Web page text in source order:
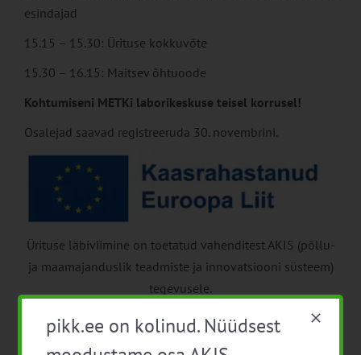
esindajad
15.15 – 15.30: Ürituse kokkuvõte
15.30 – 16.15: Maitsev õhtuoode
Kohtumiseni METKi laborikeskuse teisel korrusel!
Osalejad saavad registreeruda 30. novembrini.
Ürituse läbiviimine on toetatud vahenditest AKIS (põllu-
ja maamajanduslik teadmiste ja innovatsiooni süsteem)
tegevusele.
pikk.ee on kolinud. Nüüdsest